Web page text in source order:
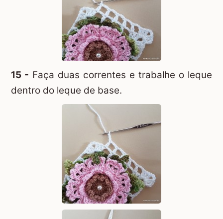
15 - Faça duas correntes e trabalhe o leque
dentro do leque de base.